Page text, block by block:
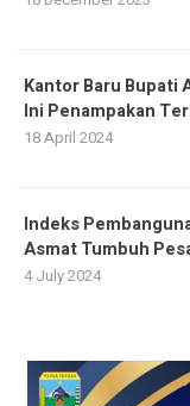
Kantor Baru Bupati
Ini Penampakan
18 April 2024
Indeks
Asmat Tumbuh
4 July 2024